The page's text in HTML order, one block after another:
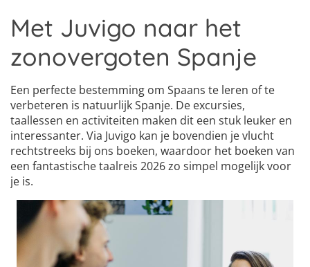
Met Juvigo naar het
zonovergoten Spanje
Een perfecte bestemming om Spaans te leren of te
verbeteren is natuurlijk Spanje. De excursies,
taallessen en activiteiten maken dit een stuk leuker en
interessanter. Via Juvigo kan je bovendien je vlucht
rechtstreeks bij ons boeken, waardoor het boeken van
een fantastische taalreis 2026 zo simpel mogelijk voor
je is.